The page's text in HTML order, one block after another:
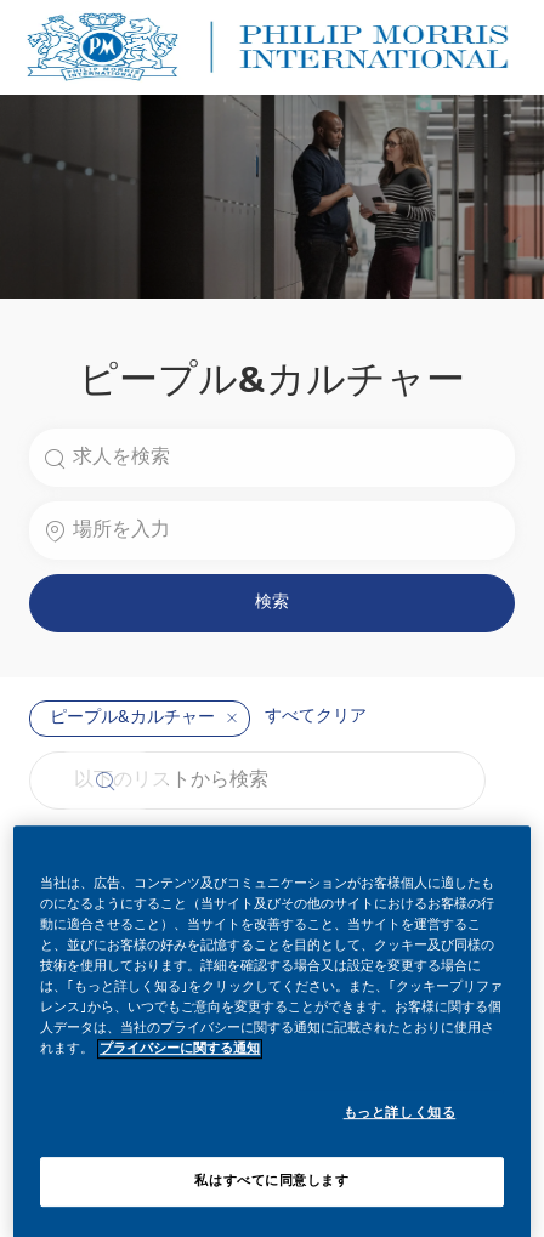
ピープル&カルチャー
検索
ピープル&カルチャー すべてクリア
the results are updated
Early Career Opportunities - Join Our Talent
Community
カテゴリー
ピープル&カルチャー
求人ID
投稿日
We are looking for individuals eager to kickstart their careers
explore entry-level and internship opportunities across Sales,
求人を保
当社は、広告、コンテンツ及びコミュニケーションがお客様個人に適したも
のになるようにすること（当サイト及びその他のサイトにおけるお客様の行
動に適合させること）、当サイトを改善すること、当サイトを運営するこ
と、並びにお客様の好みを記憶することを目的として、クッキー及び同様の
技術を使用しております。詳細を確認する場合又は設定を変更する場合に
は、｢もっと詳しく知る｣をクリックしてください。また、｢クッキープリファ
レンス｣から、いつでもご意向を変更することができます。お客様に関する個
人データは、当社のプライバシーに関する通知に記載されたとおりに使用さ
れます。
プライバシーに関する通知
もっと詳しく知る
私はすべてに同意します